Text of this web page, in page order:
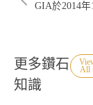
更多鑽石
知識
All